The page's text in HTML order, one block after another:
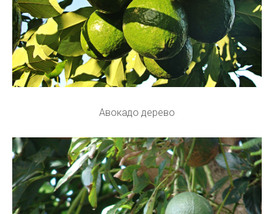
Авокадо дерево